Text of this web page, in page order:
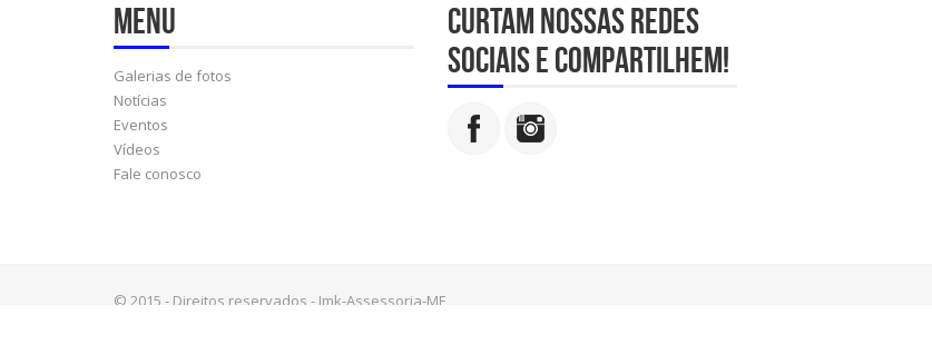
Menu
Galerias de fotos
Notícias
Eventos
Vídeos
Fale conosco
Curtam nossas redes
sociais e compartilhem!
© 2015 - Direitos reservados - Jmk-Assessoria-ME